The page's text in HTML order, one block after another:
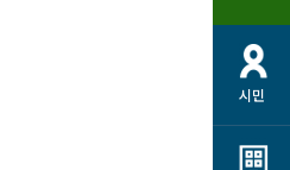
시민